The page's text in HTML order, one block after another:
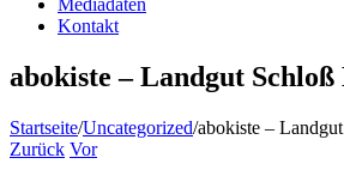
Mediadaten
Kontakt
abokiste – Landgut Schloß
Startseite/Uncategorized/abokiste –
Zurück Vor